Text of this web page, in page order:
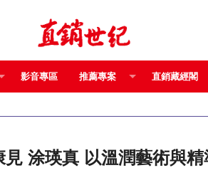
影音專區 推薦專案 直銷藏經閣